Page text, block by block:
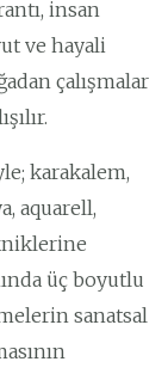
insan
ve hayali
çalışmalar
karakalem,
aquarell,
üç boyutlu
sanatsal